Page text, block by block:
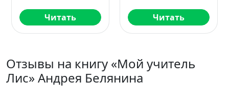
Скачать Читать
Отзывы на книгу «Мой учитель
Лис» Андрея Белянина